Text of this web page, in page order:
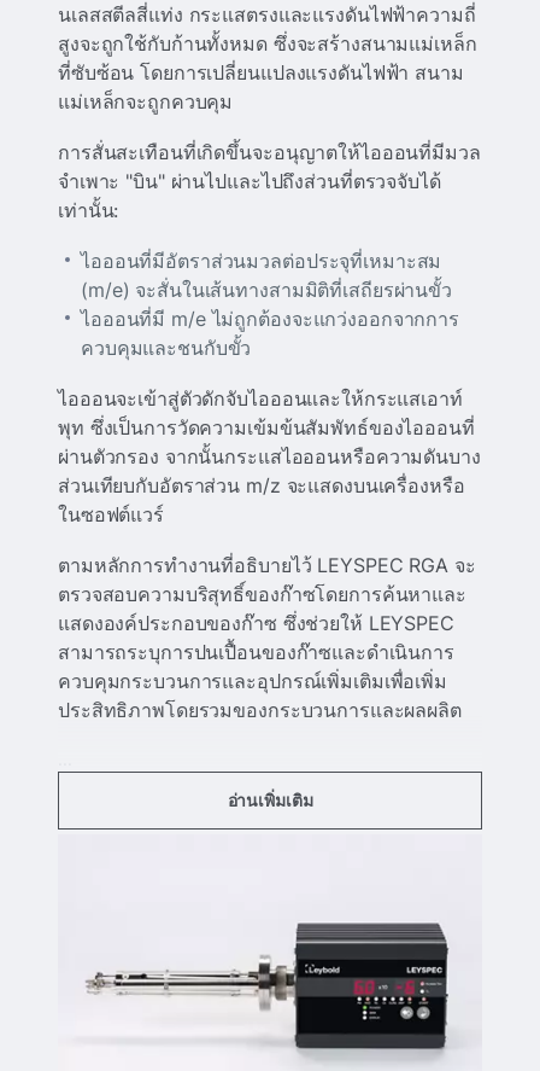
นเลสสตีลสี่แท่ง กระแสตรงและแรงดันไฟฟ้าความถี่
สูงจะถูกใช้กับก้านทั้งหมด ซึ่งจะสร้างสนามแม่เหล็ก
ที่ซับซ้อน โดยการเปลี่ยนแปลงแรงดันไฟฟ้า สนาม
แม่เหล็กจะถูกควบคุม
การสั่นสะเทือนที่เกิดขึ้นจะอนุญาตให้ไอออนที่มีมวล
จําเพาะ "บิน" ผ่านไปและไปถึงส่วนที่ตรวจจับได้
เท่านั้น:
ไอออนที่มีอัตราส่วนมวลต่อประจุที่เหมาะสม
(m/e) จะสั่นในเส้นทางสามมิติที่เสถียรผ่านขั้ว
ไอออนที่มี m/e ไม่ถูกต้องจะแกว่งออกจากการ
ควบคุมและชนกับขั้ว
ไอออนจะเข้าสู่ตัวดักจับไอออนและให้กระแสเอาท์
พุท ซึ่งเป็นการวัดความเข้มข้นสัมพัทธ์ของไอออนที่
ผ่านตัวกรอง จากนั้นกระแสไอออนหรือความดันบาง
ส่วนเทียบกับอัตราส่วน m/z จะแสดงบนเครื่องหรือ
ในซอฟต์แวร์
ตามหลักการทํางานที่อธิบายไว้ LEYSPEC RGA จะ
ตรวจสอบความบริสุทธิ์ของก๊าซโดยการค้นหาและ
แสดงองค์ประกอบของก๊าซ ซึ่งช่วยให้ LEYSPEC
สามารถระบุการปนเปื้อนของก๊าซและดําเนินการ
ควบคุมกระบวนการและอุปกรณ์เพิ่มเติมเพื่อเพิ่ม
ประสิทธิภาพโดยรวมของกระบวนการและผลผลิต
อ่านเพิ่มเติม